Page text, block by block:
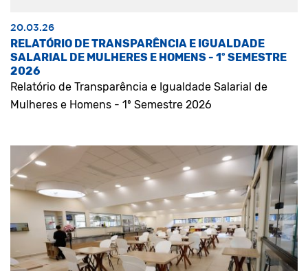
20.03.26
RELATÓRIO DE TRANSPARÊNCIA E IGUALDADE
SALARIAL DE MULHERES E HOMENS - 1º SEMESTRE
2026
Relatório de Transparência e Igualdade Salarial de
Mulheres e Homens - 1º Semestre 2026